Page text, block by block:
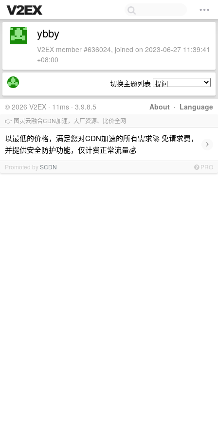
ybby
V2EX member #636024, joined on 2023-06-27 11:39:41
+08:00
切换主题列表
About · Language
© 2026 V2EX · 11ms · 3.9.8.5
👉 图灵云融合CDN加速，大厂资源、比价全网
以最低的价格，满足您对CDN加速的所有需求🚀 免请求费，
并提供安全防护功能，仅计费正常流量💰
›
Promoted bySCDN PRO